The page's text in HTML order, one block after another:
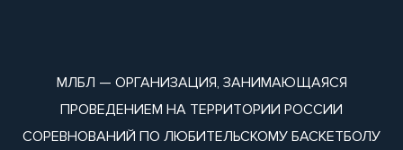
МЛБЛ — ОРГАНИЗАЦИЯ, ЗАНИМАЮЩАЯСЯ
ПРОВЕДЕНИЕМ НА ТЕРРИТОРИИ РОССИИ
СОРЕВНОВАНИЙ ПО ЛЮБИТЕЛЬСКОМУ БАСКЕТБОЛУ